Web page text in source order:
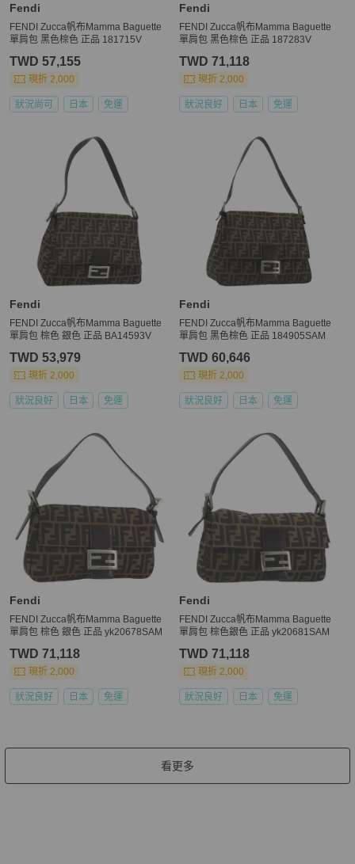
Fendi
FENDI Zucca帆布Mamma Baguette
單肩包 黑色棕色 正品 181715V
TWD 57,155
現折 2,000
狀況尚可 日本 免運
Fendi
FENDI Zucca帆布Mamma Baguette
單肩包 黑色棕色 正品 187283V
TWD 71,118
現折 2,000
狀況良好 日本 免運
Fendi
FENDI Zucca帆布Mamma Baguette
單肩包 棕色 銀色 正品 BA14593V
TWD 53,979
現折 2,000
狀況良好 日本 免運
Fendi
FENDI Zucca帆布Mamma Baguette
單肩包 黑色棕色 正品 184905SAM
TWD 60,646
現折 2,000
狀況良好 日本 免運
Fendi
FENDI Zucca帆布Mamma Baguette
單肩包 棕色 銀色 正品 yk20678SAM
TWD 71,118
現折 2,000
狀況良好 日本 免運
Fendi
FENDI Zucca帆布Mamma Baguette
單肩包 棕色銀色 正品 yk20681SAM
TWD 71,118
現折 2,000
狀況良好 日本 免運
看更多